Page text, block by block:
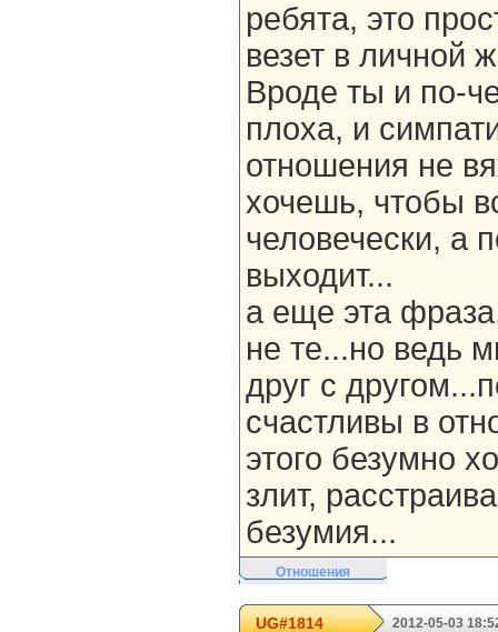
ребята, это
везет в личной
Вроде ты и по-
плоха, и
отношения не
хочешь, чтобы
человечески, а
выходит...
а еще эта
не те...но ведь
друг с
счастливы в
этого безумно
злит,
безумия...
Отношения
UG#1814 2012-05-03